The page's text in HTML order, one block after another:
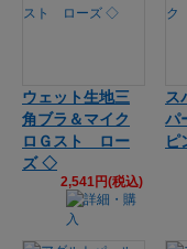
ウェット生地三
角ブラ＆マイク
ロＧスト ロー
ズ ◇
2,541円(税込)
ス
パ
ピ